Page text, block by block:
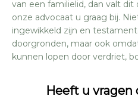
van een familielid, dan valt
onze advocaat u graag bij.
ingewikkeld zijn en
doorgronden, maar ook
kunnen lopen door verdriet,
Heeft u